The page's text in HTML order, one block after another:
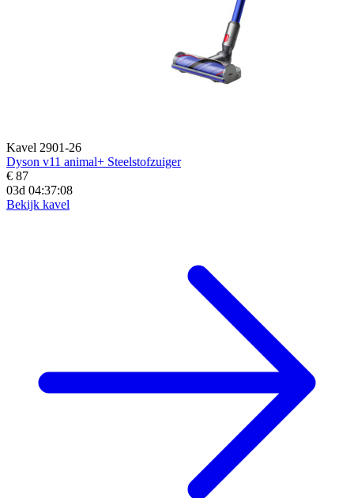
Kavel 2901-26
Dyson v11 animal+ Steelstofzuiger
€ 87
03d 04:37:07
Bekijk kavel